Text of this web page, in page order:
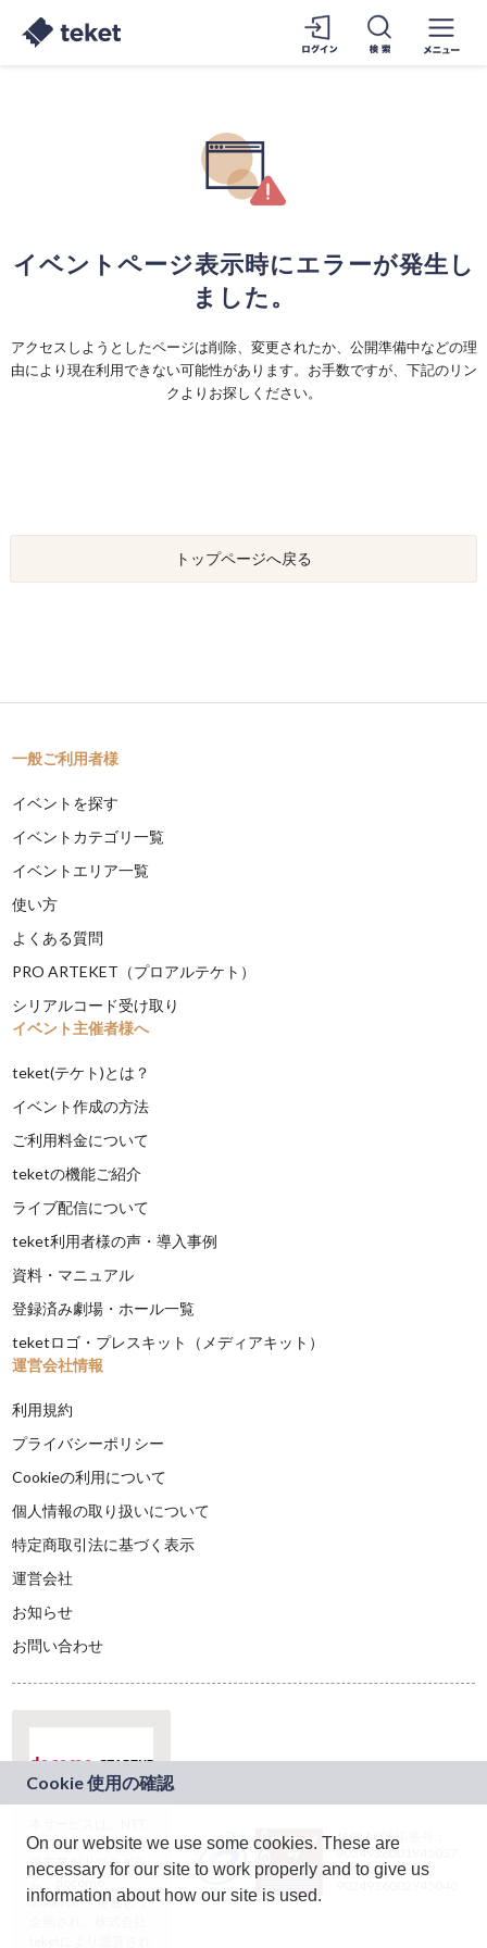
イベントページ表示時にエラーが発生し
ました。
アクセスしようとしたページは削除、変更されたか、公開準備中などの理
由により現在利用できない可能性があります。お手数ですが、下記のリン
クよりお探しください。
トップページへ戻る
一般ご利用者様
イベントを探す
イベントカテゴリ一覧
イベントエリア一覧
使い方
よくある質問
PRO ARTEKET（プロアルテケト）
シリアルコード受け取り
イベント主催者様へ
teket(テケト)とは？
イベント作成の方法
ご利用料金について
teketの機能ご紹介
ライブ配信について
teket利用者様の声・導入事例
資料・マニュアル
登録済み劇場・ホール一覧
teketロゴ・プレスキット（メディアキット）
運営会社情報
利用規約
プライバシーポリシー
Cookieの利用について
個人情報の取り扱いについて
特定商取引法に基づく表示
運営会社
お知らせ
お問い合わせ
ドコモグループの新
規事業創出プログラ
ム「docomo
STARTUP」を通じて
JASRAC許諾番号：
9024936001Y45037
JASRAC許諾番号：
On our website we use some cookies. These are
necessary for our site to work properly and to give us
information about how our site is used.